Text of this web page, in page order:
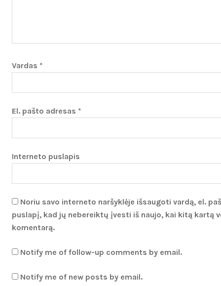
Vardas *
El. pašto adresas *
Interneto puslapis
Noriu savo interneto naršyklėje išsaugoti vardą, el.
puslapį, kad jų nebereiktų įvesti iš naujo, kai kitą kartą
komentarą.
Notify me of follow-up comments by email.
Notify me of new posts by email.